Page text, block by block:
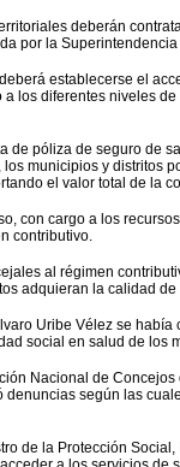
deberán
por la
establecerse el
los diferentes niveles
de póliza de seguro de
municipios y distritos
el valor total de la
con cargo a los
contributivo.
al régimen
adquieran la calidad
Uribe Vélez se
social en salud de los
Nacional de
según las
de la Protección